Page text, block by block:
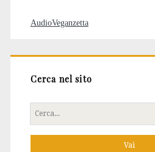
AudioVeganzetta
Cerca nel sito
Cerca
per: